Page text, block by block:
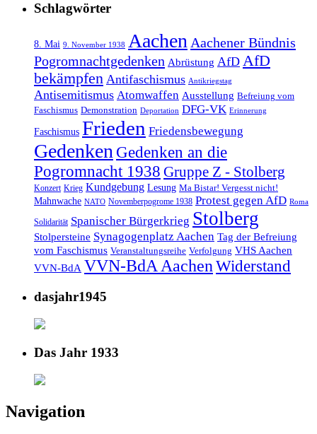
Schlagwörter
8. Mai 9. November 1938 Aachen Aachener Bündnis
Pogromnachtgedenken Abrüstung AfD AfD
bekämpfen Antifaschismus Antikriegstag
Antisemitismus Atomwaffen Ausstellung Befreiung vom
Faschismus Demonstration Deportation DFG-VK Erinnerung
Faschismus Frieden Friedensbewegung
Gedenken Gedenken an die
Pogromnacht 1938 Gruppe Z - Stolberg
Konzert Krieg Kundgebung Lesung Ma Bistar! Vergesst nicht!
Mahnwache NATO Novemberpogrome 1938 Protest gegen AfD Roma
Solidarität Spanischer Bürgerkrieg Stolberg
Stolpersteine Synagogenplatz Aachen Tag der Befreiung
vom Faschismus Veranstaltungsreihe Verfolgung VHS Aachen
VVN-BdA VVN-BdA AachenWiderstand
dasjahr1945
Das Jahr 1933
Navigation